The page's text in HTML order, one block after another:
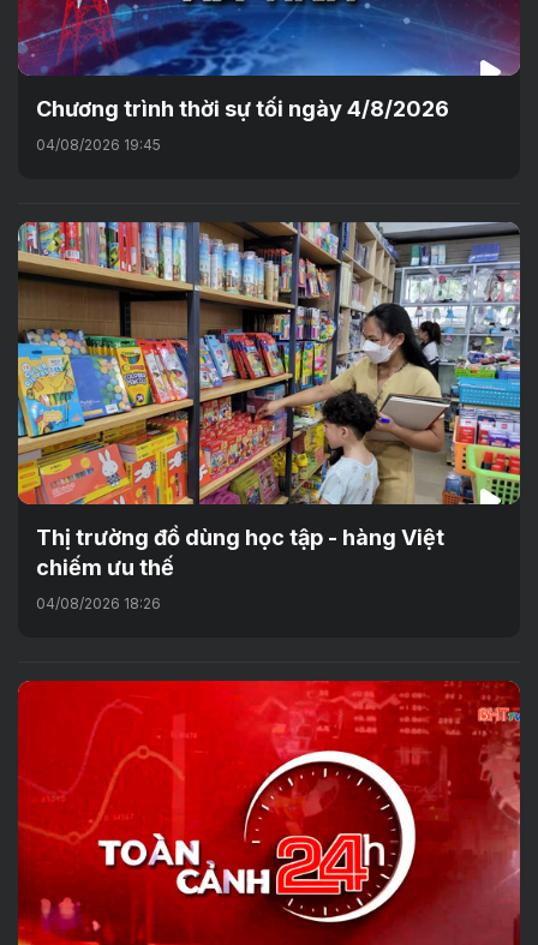
Chương trình thời sự tối ngày 4/8/2026
04/08/2026 19:45
Thị trường đồ dùng học tập - hàng Việt
chiếm ưu thế
04/08/2026 18:26